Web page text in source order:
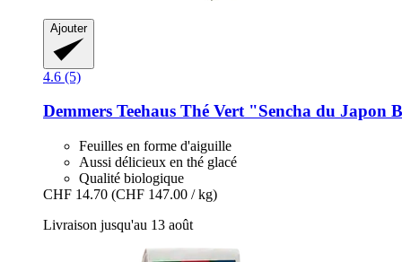
Ajouter
4.6 (5)
Demmers Teehaus Thé Vert "Sencha du Japon
Feuilles en forme d'aiguille
Aussi délicieux en thé glacé
Qualité biologique
CHF 14.70 (CHF 147.00 / kg)
Livraison jusqu'au 13 août